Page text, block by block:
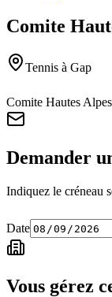
Comite
Tennis à Gap
Comite Hautes
Demander
Indiquez le créneau
Date
Vous gérez